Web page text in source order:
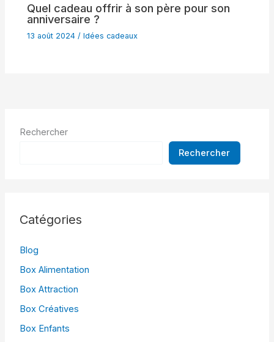
Quel cadeau offrir à son père pour son
anniversaire ?
13 août 2024 /Idées cadeaux
Rechercher
Rechercher
Catégories
Blog
Box Alimentation
Box Attraction
Box Créatives
Box Enfants